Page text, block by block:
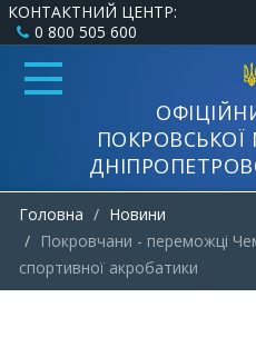
КОНТАКТНИЙ ЦЕНТР:
0 800 505 600
ПОКРОВСЬКОЇ
Головна
Новини
Покровчани - переможці
спортивної акробатики